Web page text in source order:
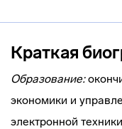
Краткая
Образование:
экономики и
электронной